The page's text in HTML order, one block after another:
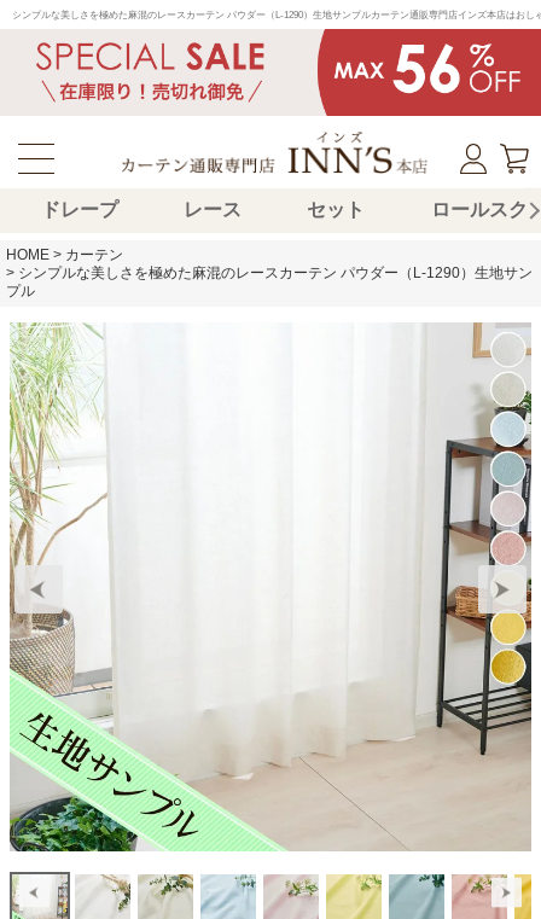
シンプルな美しさを極めた麻混のレースカーテン パウダー（L-1290）生地サンプルカーテン通販専門店インズ本店はお
ドレープ レース セット ロールスク
HOME
カーテン
シンプルな美しさを極めた麻混のレースカーテン パウダー（L-1290）生地サン
プル